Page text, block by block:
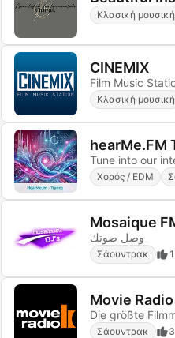
Κλασική μουσική
CINEMIX
Film Music
Κλασική μουσική
hearMe.FM
Tune into our
Χορός / EDM
وصل صوتك
Σάουντρακ 1
Movie Radio
Σάουντρακ